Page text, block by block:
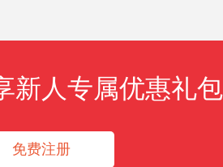
新人专属优惠礼
免费注册